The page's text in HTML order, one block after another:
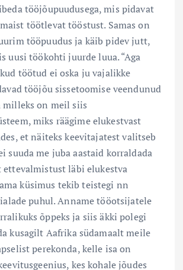
tööjõupuudusega, mis pidavat
töötlevat tööstust. Samas on
tööpuudus ja käib pidev jutt,
uusi töökohti juurde luua. “Aga
töötud ei oska ju vajalikke
tööjõu sissetoomise veendunud
milleks on meil siis
miks räägime elukestvast
et näiteks keevitajatest valitseb
suuda me juba aastaid korraldada
ettevalmistust läbi elukestva
küsimus tekib teistegi nn
puhul. Anname tööotsijatele
õppeks ja siis äkki polegi
kusagilt Aafrika südamaalt meile
perekonda, kelle isa on
kes kohale jõudes